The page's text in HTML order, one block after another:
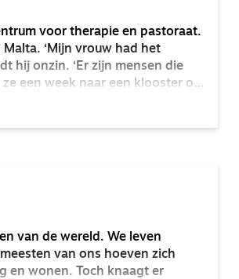
voor therapie en pastoraat.
‘Mijn vrouw had het
hij onzin. ‘Er zijn mensen die
een week naar een klooster om
leven! Ik geloof dat ik dat wel
van de wereld. We leven
van ons hoeven zich
en wonen. Toch knaagt er